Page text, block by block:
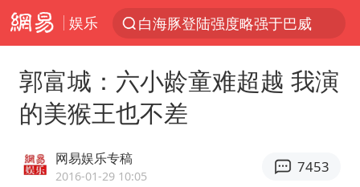
娱乐
白海豚登陆强度略强于巴威
《披荆斩棘2026》阵容官宣
杭州机场已取消航班388架次
10余省份将出现强风雨 局地特大暴雨
郭富城：六小龄童难超越 我演
的美猴王也不差
网易娱乐专稿
2016-01-29 10:05
7453